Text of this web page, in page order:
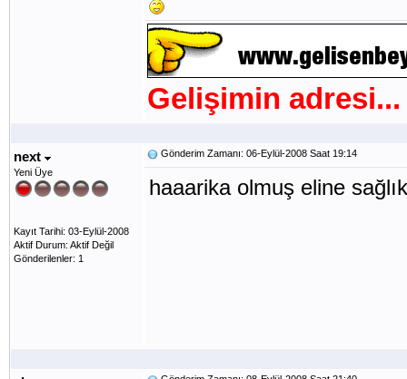
Gelişimin adresi...
next
Yeni Üye
Kayıt Tarihi: 03-Eylül-2008
Aktif Durum: Aktif Değil
Gönderilenler: 1
Gönderim Zamanı: 06-Eylül-2008 Saat 19:14
haaarika olmuş eline